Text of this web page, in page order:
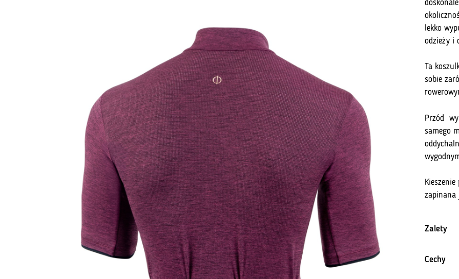
lekko
odzieży i
Ta
sobie
Przód
samego
zapinana
Zalety
Cechy